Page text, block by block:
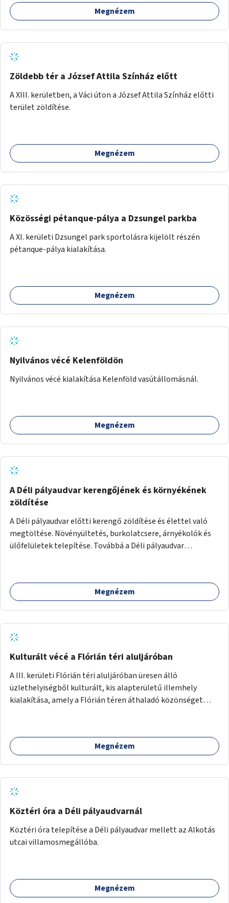
Megnézem
Zöldebb tér a József Attila Színház előtt
A XIII. kerületben, a Váci úton a József Attila Színház előtti
terület zöldítése.
Megnézem
Közösségi pétanque-pálya a Dzsungel parkba
A XI. kerületi Dzsungel park sportolásra kijelölt részén
pétanque-pálya kialakítása.
Megnézem
Nyilvános vécé Kelenföldön
Nyilvános vécé kialakítása Kelenföld vasútállomásnál.
Megnézem
A Déli pályaudvar kerengőjének és környékének
zöldítése
A Déli pályaudvar előtti kerengő zöldítése és élettel való
megtöltése. Növényültetés, burkolatcsere, árnyékolók és
ülőfelületek telepítése. Továbbá a Déli pályaudvar
Megnézem
Kulturált vécé a Flórián téri aluljáróban
A III. kerületi Flórián téri aluljáróban üresen álló
üzlethelyiségből kulturált, kis alapterületű illemhely
kialakítása, amely a Flórián téren áthaladó közönséget
Megnézem
Köztéri óra a Déli pályaudvarnál
Köztéri óra telepítése a Déli pályaudvar mellett az Alkotás
utcai villamosmegállóba.
Megnézem